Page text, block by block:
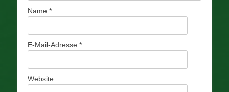
Name *
E-Mail-Adresse *
Website